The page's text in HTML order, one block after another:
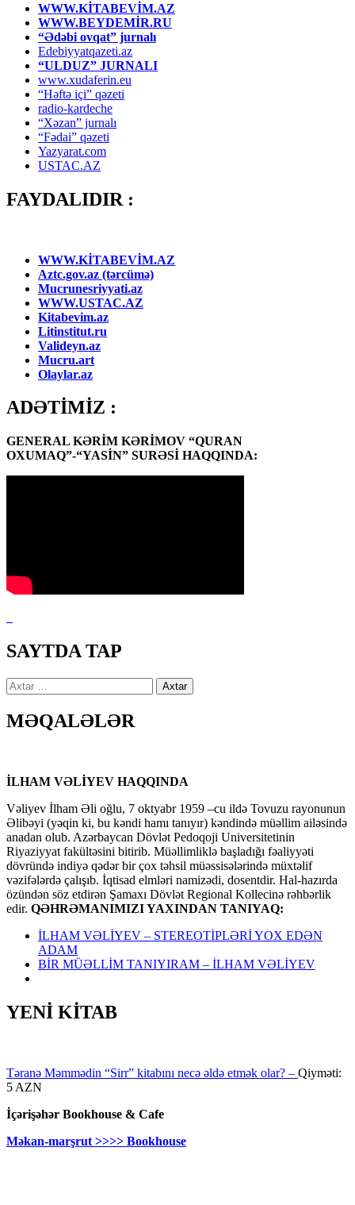
WWW.KİTABEVİM.AZ
WWW.BEYDEMİR.RU
“Ədəbi ovqat” jurnalı
Edebiyyatqazeti.az
“ULDUZ” JURNALI
www.xudaferin.eu
“Həftə içi” qəzeti
radio-kardeche
“Xəzan” jurnalı
“Fədai” qəzeti
Yazyarat.com
USTAC.AZ
FAYDALIDIR :
WWW.KİTABEVİM.AZ
Aztc.gov.az (tərcümə)
Mucrunesriyyati.az
WWW.USTAC.AZ
Kitabevim.az
Litinstitut.ru
Valideyn.az
Mucru.art
Olaylar.az
ADƏTİMİZ :
GENERAL KƏRİM KƏRİMOV “QURAN
OXUMAQ”-“YASİN” SURƏSİ HAQQINDA:
SAYTDA TAP
Axtarış:
MƏQALƏLƏR
İLHAM VƏLİYEV HAQQINDA
Vəliyev İlham Əli oğlu, 7 oktyabr 1959 –cu ildə Tovuzu rayonunun
Əlibəyi (yəqin ki, bu kəndi hamı tanıyır) kəndində müəllim ailəsində
anadan olub. Azərbaycan Dövlət Pedoqoji Universitetinin
Riyaziyyat fakültəsini bitirib. Müəllimliklə başladığı fəaliyyəti
dövründə indiyə qədər bir çox təhsil müəssisələrində müxtəlif
vəzifələrdə çalışıb. İqtisad elmləri namizədi, dosentdir. Hal-hazırda
özündən söz etdirən Şamaxı Dövlət Regional Kollecinə rəhbərlik
edir. QƏHRƏMANIMIZI YAXINDAN TANIYAQ:
İLHAM VƏLİYEV – STEREOTİPLƏRİ YOX EDƏN
ADAM
BİR MÜƏLLİM TANIYIRAM – İLHAM VƏLİYEV
YENİ KİTAB
Təranə Məmmədin “Sirr” kitabını necə əldə etmək olar? – Qiyməti:
5 AZN
İçərişəhər Bookhouse & Cafe
Məkan-marşrut >>>> Bookhouse